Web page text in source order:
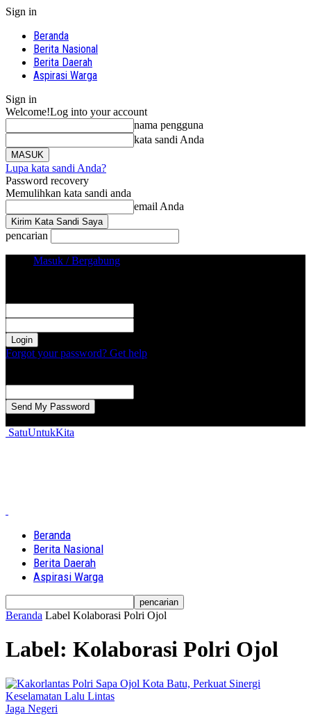
Sign in
Beranda
Berita Nasional
Berita Daerah
Aspirasi Warga
Sign in
Welcome!Log into your account
nama pengguna
kata sandi Anda
Lupa kata sandi Anda?
Password recovery
Memulihkan kata sandi anda
email Anda
pencarian
Masuk / Bergabung
Forgot your password? Get help
SatuUntukKita
Beranda
Berita Nasional
Berita Daerah
Aspirasi Warga
Beranda Label Kolaborasi Polri Ojol
Label: Kolaborasi Polri Ojol
Jaga Negeri